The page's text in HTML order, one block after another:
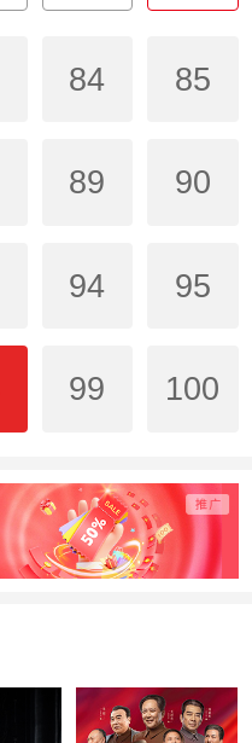
84 85
89 90
94 95
99 100